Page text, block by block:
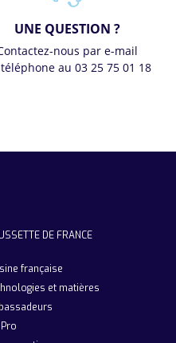
UNE QUESTION ?
nous par e-mail
au 03 25 75 01 18
DE FRANCE
française
et matières